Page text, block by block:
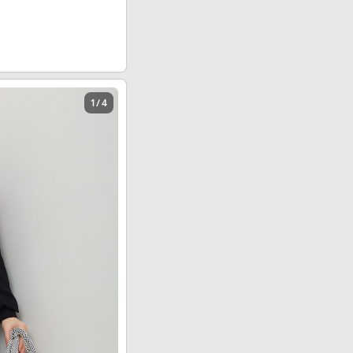
1 / 4